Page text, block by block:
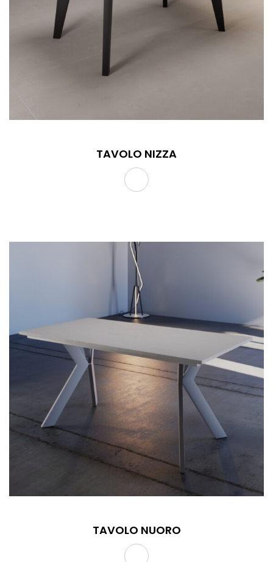
TAVOLO NIZZA
TAVOLO NUORO